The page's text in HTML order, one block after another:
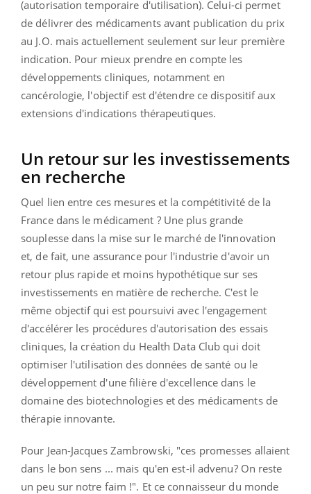
(autorisation temporaire d'utilisation). Celui-ci permet
de délivrer des médicaments avant publication du prix
au J.O. mais actuellement seulement sur leur première
indication. Pour mieux prendre en compte les
développements cliniques, notamment en
cancérologie, l'objectif est d'étendre ce dispositif aux
extensions d'indications thérapeutiques.
Un retour sur les investissements
en recherche
Quel lien entre ces mesures et la compétitivité de la
France dans le médicament ? Une plus grande
souplesse dans la mise sur le marché de l'innovation
et, de fait, une assurance pour l'industrie d'avoir un
retour plus rapide et moins hypothétique sur ses
investissements en matière de recherche. C'est le
même objectif qui est poursuivi avec l'engagement
d'accélérer les procédures d'autorisation des essais
cliniques, la création du Health Data Club qui doit
optimiser l'utilisation des données de santé ou le
développement d'une filière d'excellence dans le
domaine des biotechnologies et des médicaments de
thérapie innovante.
Pour Jean-Jacques Zambrowski, "ces promesses allaient
dans le bon sens ... mais qu'en est-il advenu? On reste
un peu sur notre faim !". Et ce connaisseur du monde